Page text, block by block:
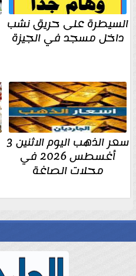
السيطرة على حريق نشب
داخل مسجد في الجيزة
سعر الذهب اليوم الاثنين 3
أغسطس 2026 في
محلات الصاغة